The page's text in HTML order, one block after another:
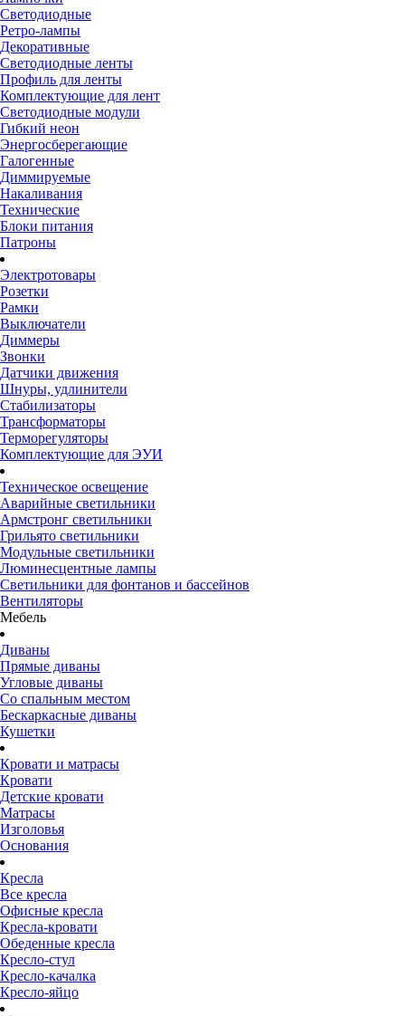
Светодиодные
Ретро-лампы
Декоративные
Светодиодные ленты
Профиль для ленты
Комплектующие для лент
Светодиодные модули
Гибкий неон
Энергосберегающие
Галогенные
Диммируемые
Накаливания
Технические
Блоки питания
Патроны
Электротовары
Розетки
Рамки
Выключатели
Диммеры
Звонки
Датчики движения
Шнуры, удлинители
Стабилизаторы
Трансформаторы
Терморегуляторы
Комплектующие для ЭУИ
Техническое освещение
Аварийные светильники
Армстронг светильники
Грильято светильники
Модульные светильники
Люминесцентные лампы
Светильники для фонтанов и бассейнов
Вентиляторы
Мебель
Диваны
Прямые диваны
Угловые диваны
Со спальным местом
Бескаркасные диваны
Кушетки
Кровати и матрасы
Кровати
Детские кровати
Матрасы
Изголовья
Основания
Кресла
Все кресла
Офисные кресла
Кресла-кровати
Обеденные кресла
Кресло-стул
Кресло-качалка
Кресло-яйцо